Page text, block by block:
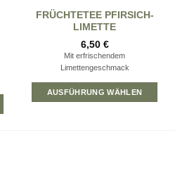
FRÜCHTETEE PFIRSICH-
LIMETTE
6,50 €
Mit erfrischendem
Limettengeschmack
AUSFÜHRUNG WÄHLEN